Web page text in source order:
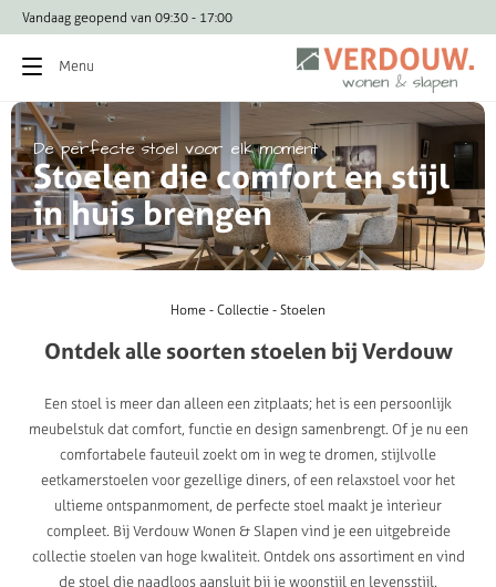
Vragen? Bel direct: 0341-251 043
Menu
Stoelendiecomfortenstijl
in huisbrengen
De perfecte stoel voor elk moment
Home Collectie Stoelen
Ontdekalle soorten stoelen bij Verdouw
Een stoel is meer dan alleen een zitplaats; het is een persoonlijk
meubelstuk dat comfort, functie en design samenbrengt. Of je nu een
comfortabele fauteuil zoekt om in weg te dromen, stijlvolle
eetkamerstoelen voor gezellige diners, of een relaxstoel voor het
ultieme ontspanmoment, de perfecte stoel maakt je interieur
compleet. Bij Verdouw Wonen & Slapen vind je een uitgebreide
collectie stoelen van hoge kwaliteit. Ontdek ons assortiment en vind
de stoel die naadloos aansluit bij je woonstijl en levensstijl.